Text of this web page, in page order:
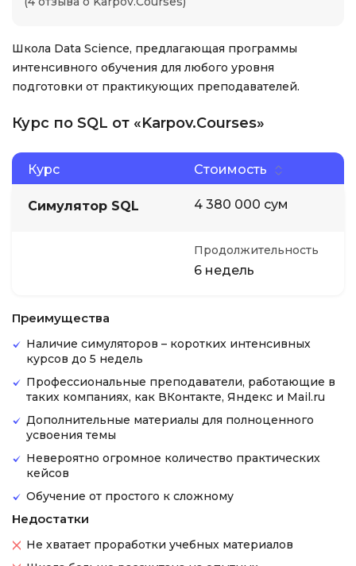
Школа Data Science, предлагающая программы
интенсивного обучения для любого уровня
подготовки от практикующих преподавателей.
Курс по SQL от «Karpov.Courses»
Курс Стоимость
Симулятор SQL 4 380 000 сум
Продолжительность
6 недель
Преимущества
Наличие симуляторов – коротких интенсивных
курсов до 5 недель
Профессиональные преподаватели, работающие в
таких компаниях, как ВКонтакте, Яндекс и Mail.ru
Дополнительные материалы для полноценного
усвоения темы
Невероятно огромное количество практических
кейсов
Обучение от простого к сложному
Недостатки
Не хватает проработки учебных материалов